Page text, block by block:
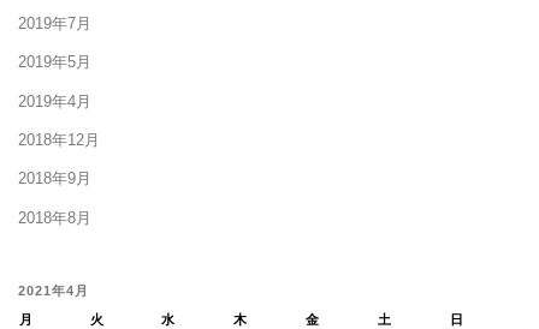
2019年7月
2019年5月
2019年4月
2018年12月
2018年9月
2018年8月
2021年4月
月
火 水 木 金 土 日